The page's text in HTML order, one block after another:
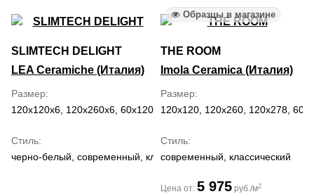
SLIMTECH DELIGHT
LEA Ceramiche (Италия)
Размер
120x120x6, 120x260x6, 60x120x6
Стиль
черно-белый, современный, классический
Образцы в магазине
THE ROOM
Imola Ceramica (Италия)
Размер
120x120, 120x260, 120x278,
Стиль
современный, классический
Цена от: 5 975 руб./м2